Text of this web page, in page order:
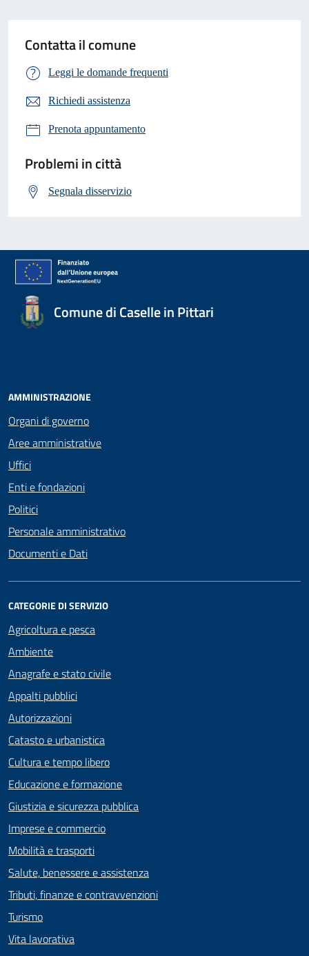
Contatta il comune
Leggi le domande frequenti
Richiedi assistenza
Prenota appuntamento
Problemi in città
Segnala disservizio
Comune di Caselle in Pittari
AMMINISTRAZIONE
Organi di governo
Aree amministrative
Uffici
Enti e fondazioni
Politici
Personale amministrativo
Documenti e Dati
CATEGORIE DI SERVIZIO
Agricoltura e pesca
Ambiente
Anagrafe e stato civile
Appalti pubblici
Autorizzazioni
Catasto e urbanistica
Cultura e tempo libero
Educazione e formazione
Giustizia e sicurezza pubblica
Imprese e commercio
Mobilità e trasporti
Salute, benessere e assistenza
Tributi, finanze e contravvenzioni
Turismo
Vita lavorativa